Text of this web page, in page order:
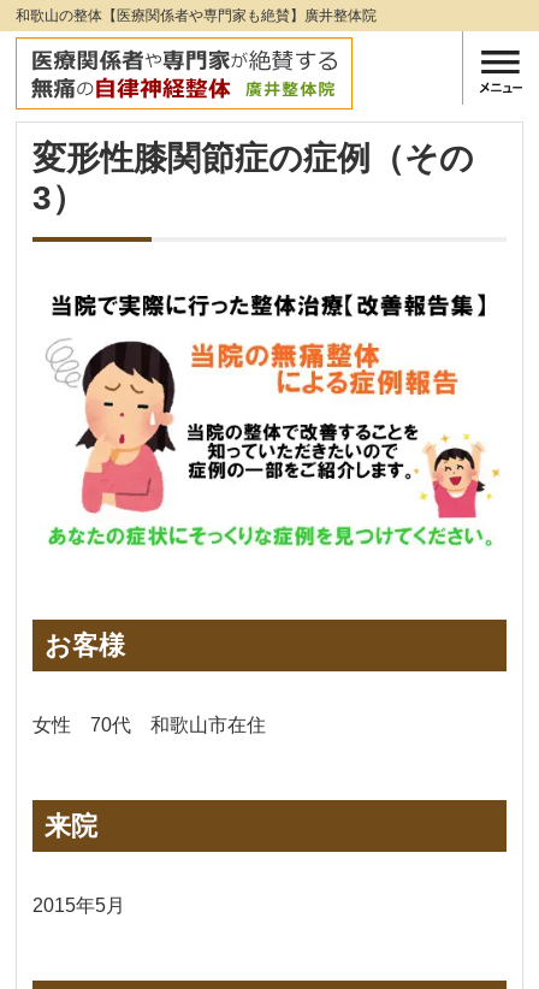
和歌山の整体【医療関係者や専門家も絶賛】廣井整体院
変形性膝関節症の症例（その
3）
お客様
女性 70代 和歌山市在住
来院
2015年5月